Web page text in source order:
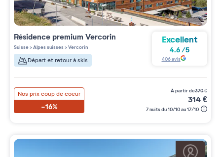
Résidence premium Vercorin
Suisse>Alpes suisses>Vercorin
Départ et retour à skis
Excellent
4.6/5
406avis
Nos prix coup de coeur
-16%
à partir de370€
314€
7 nuits du 10/10 au 17/10